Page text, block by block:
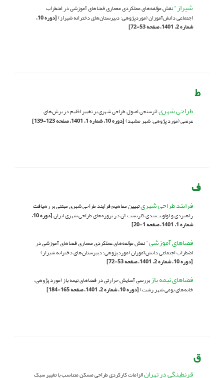
شیراز"نقش مؤلفه‌های عملکردی معماری فضاهای آموزشی در اضطراب
اجتماعی دانش‌آموزان (موردپژوهی: دبیرستان‌های دخترانه شیراز)
[دوره 10،
شماره 2، 1401، صفحه 53-72]
ط
طراحی شهریاثرسنجی اصول طراحی شهری بر تغییر اقلیم در برش‌های
عرضی (مورد پژوهی: شهر مشهد)[دوره 10، شماره 1، 1401، صفحه 123-139]
ف
فرایند طراحی شهریتبیین مفاهیم فرایند طراحی شهری مبتنی بر رهیافت
راهبردی و اولویت‌بندی کاربست آن در پروژه‌های طراحی شهری ایران
[دوره 10،
شماره 1، 1401، صفحه 1-20]
فضاهای آموزشی"نقش مؤلفه‌های عملکردی معماری فضاهای آموزشی در
اضطراب اجتماعی دانش‌آموزان (موردپژوهی: دبیرستان‌های دخترانه شیراز)
[دوره 10، شماره 2، 1401، صفحه 53-72]
فضاهای نیمه بازبررسی آسایش حرارتی در فضاهای نیمه باز (مورد پژوهی:
خانه‌های بومی شهر رشت)[دوره 10، شماره 2، 1401، صفحه 165-184]
ق
قرنطینگی در تهرانالزامات کارکردی طراحی مسکن متناسب با تغییر سبک